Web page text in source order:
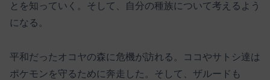
とを知っていく。そして、自分の種族について考えるよう
になる。
平和だったオコヤの森に危機が訪れる。ココやサトシ達は
ポケモンを守るために奔走した。そして、ザルードも